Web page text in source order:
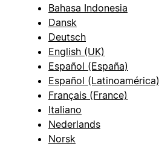
Bahasa Indonesia
Dansk
Deutsch
English (UK)
Español (España)
Español (Latinoamérica)
Français (France)
Italiano
Nederlands
Norsk